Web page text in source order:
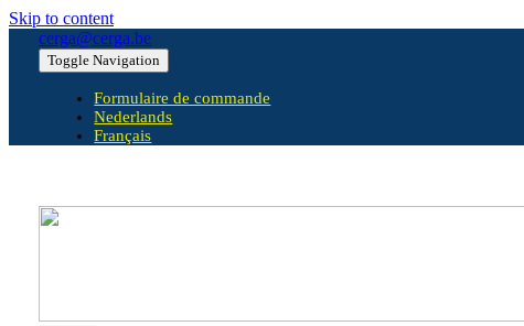
Skip to content
cerga@cerga.be
Toggle Navigation
Formulaire de commande
Nederlands
Français